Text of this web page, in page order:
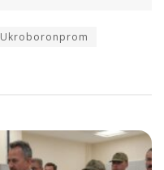
Ukroboronprom